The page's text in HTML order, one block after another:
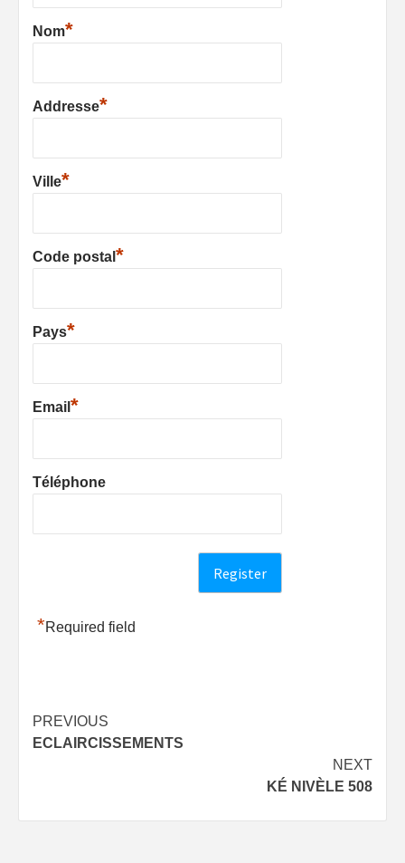
Nom*
Addresse*
Ville*
Code postal *
Pays*
Email *
Téléphone
*Required field
Post
navigation
PREVIOUS
ECLAIRCISSEMENTS
NEXT
KÉ NIVÈLE 508